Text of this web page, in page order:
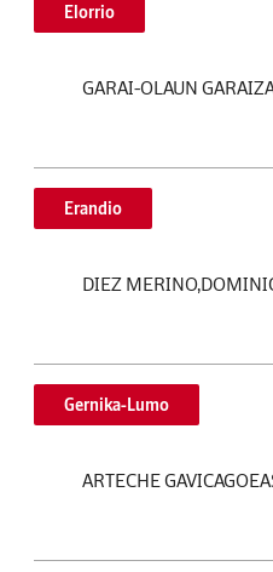
Elorrio
GARAI-OLAUN
Erandio
DIEZ
Gernika-Lumo
ARTECHE